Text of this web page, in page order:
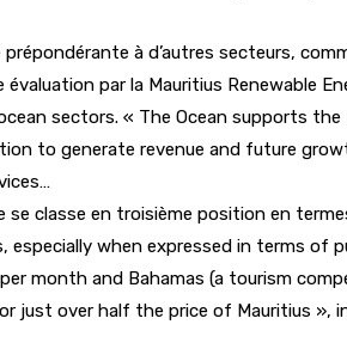
à d’autres secteurs,
par la Mauritius Renewable
sectors. « The Ocean supports
to generate revenue and future
se classe en troisième position en
when expressed in terms of
month and Bahamas (a tourism
over half the price of Mauritius »,